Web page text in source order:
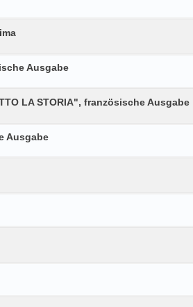
Ausgabe
LA STORIA", französische Ausgabe
Ausgabe